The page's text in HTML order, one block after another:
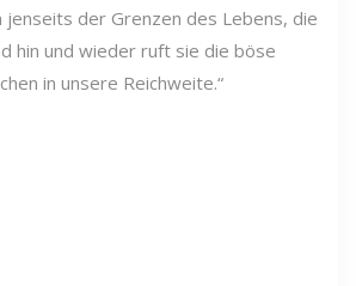
jenseits der Grenzen des Lebens, die
hin und wieder ruft sie die böse
in unsere Reichweite.“